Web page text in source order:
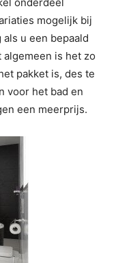
mogelijk bij
u een bepaald
is het zo
pakket is, des te
voor het bad en
een meerprijs.